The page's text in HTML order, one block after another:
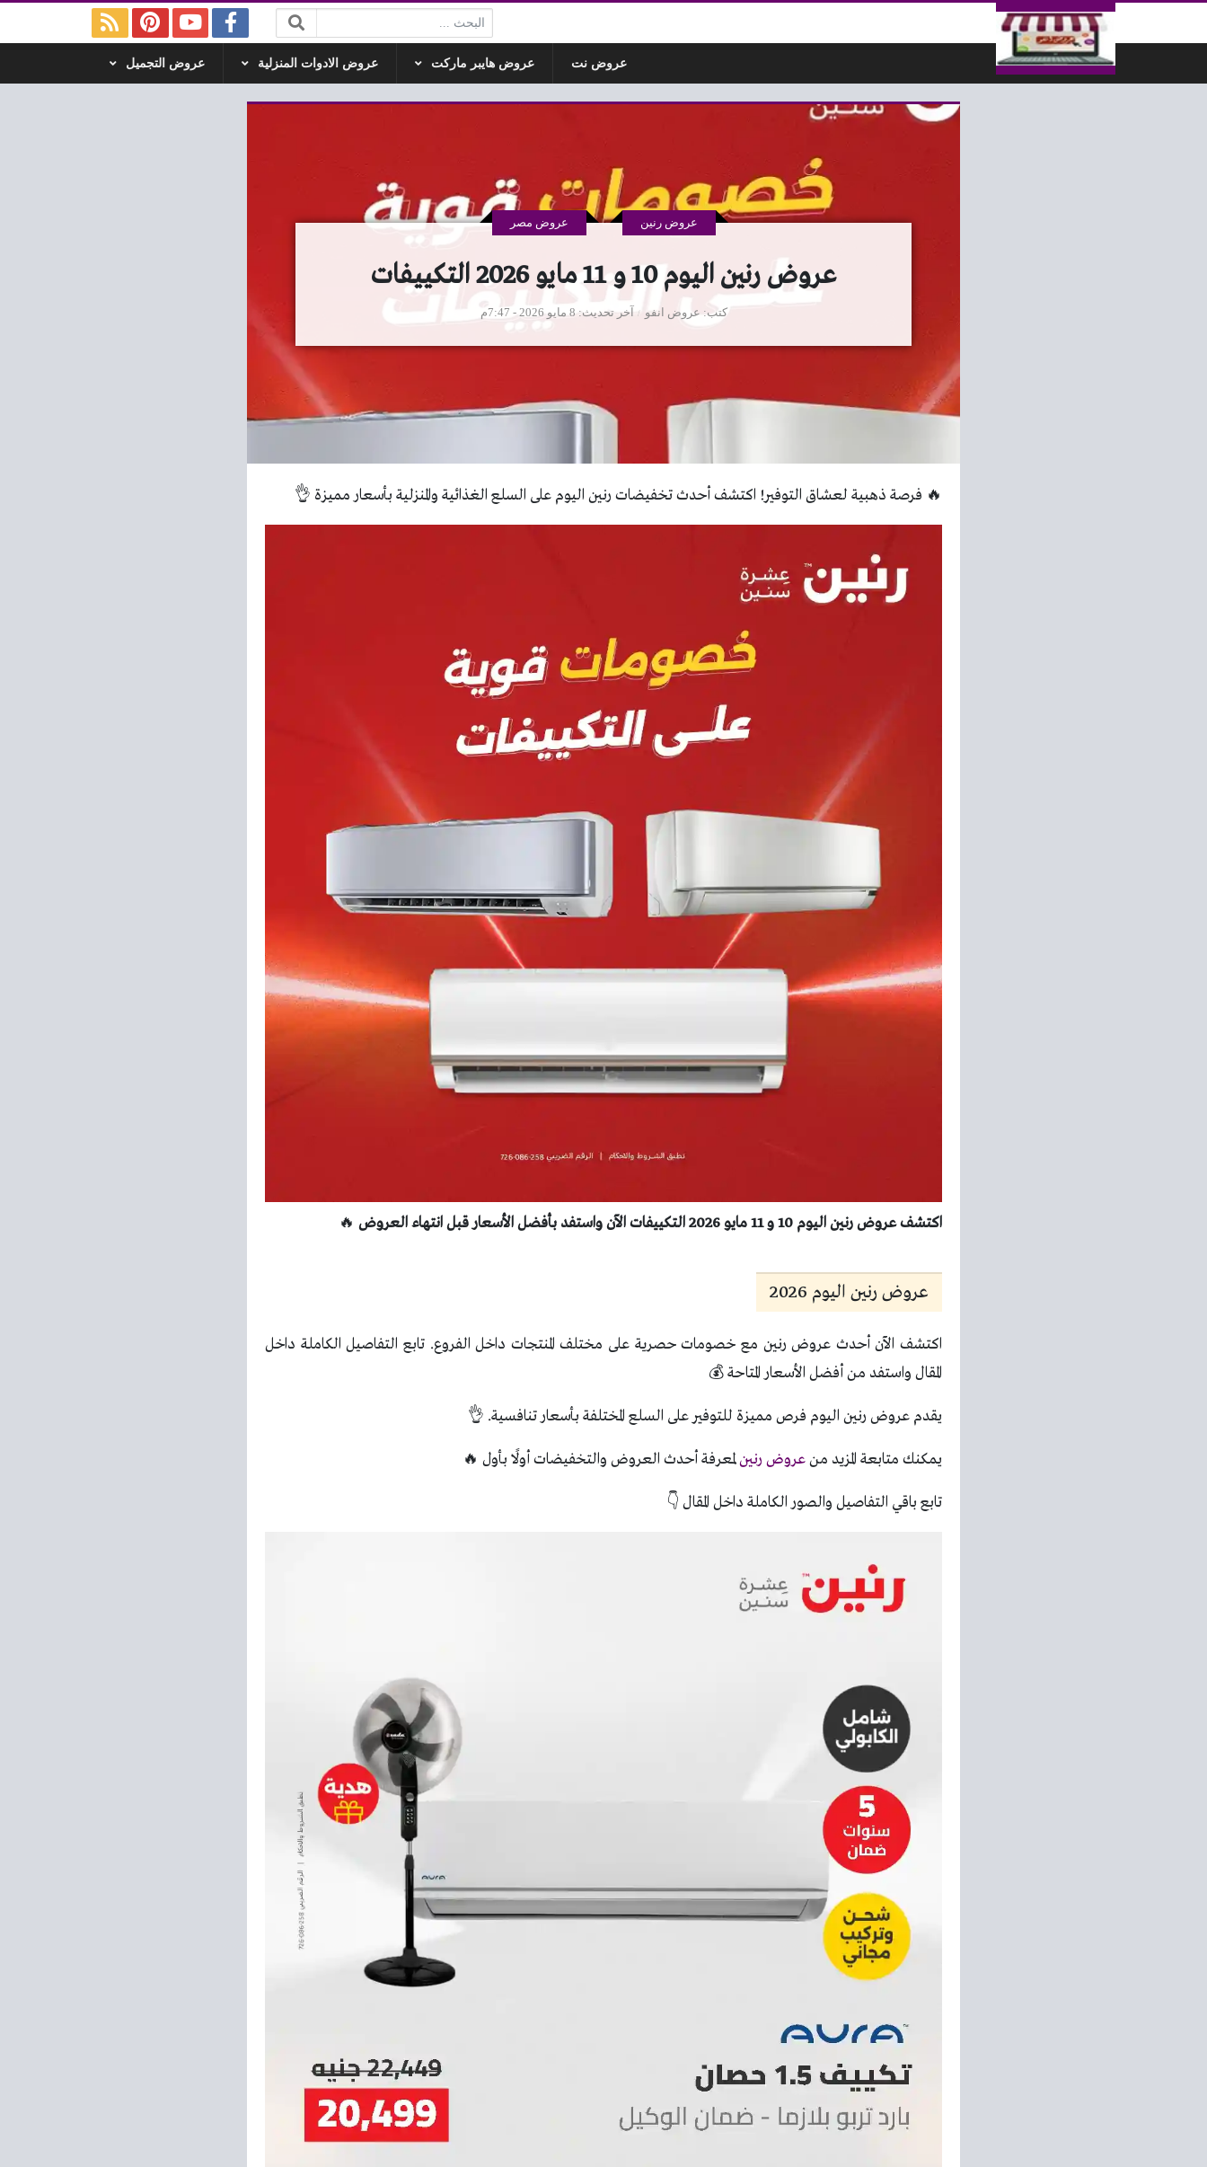
التخطي إلى المحتوى
البحث:
عروض نت عروض هايبر ماركت عروض الادوات المنزلية عروض التجميل
عروض رنين اليوم 10 و 11 مايو 2026 التكييفات
كتب عروض انفو
عروض رنين عروض مصر
آخر تحديث 8 مايو 2026 - 7:47م
🔥 فرصة ذهبية لعشاق التوفير! اكتشف أحدث تخفيضات رنين اليوم على السلع الغذائية والمنزلية بأسعار مميزة 👌
اكتشف عروض رنين اليوم 10 و 11 مايو 2026 التكييفات الآن واستفد بأفضل الأسعار قبل انتهاء العروض 🔥
عروض رنين اليوم 2026
اكتشف الآن أحدث عروض رنين مع خصومات حصرية على مختلف المنتجات داخل الفروع. تابع التفاصيل الكاملة داخل
المقال واستفد من أفضل الأسعار المتاحة 💰
يقدم عروض رنين اليوم فرص مميزة للتوفير على السلع المختلفة بأسعار تنافسية. 👌
يمكنك متابعة المزيد منعروض رنينلمعرفة أحدث العروض والتخفيضات أولًا بأول 🔥
تابع باقي التفاصيل والصور الكاملة داخل المقال 👇